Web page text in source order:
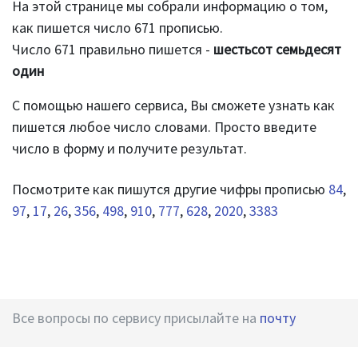
На этой странице мы собрали информацию о том,
как пишется число 671 прописью.
Число 671 правильно пишется - шестьсот семьдесят
один
С помощью нашего сервиса, Вы сможете узнать как
пишется любое число словами. Просто введите
число в форму и получите результат.
Посмотрите как пишутся другие чифры прописью 84,
97, 17, 26,356, 498, 910, 777, 628, 2020,3383
Все вопросы по сервису присылайте на почту